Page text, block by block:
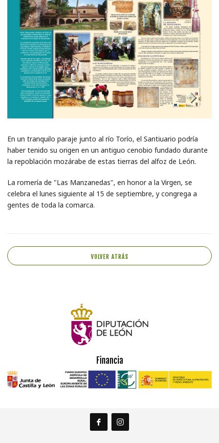
En un tranquilo paraje junto al río Torío, el Santiuario podría
haber tenido su origen en un antiguo cenobio fundado durante
la repoblación mozárabe de estas tierras del alfoz de León.
La romería de "Las Manzanedas", en honor a la Virgen, se
celebra el lunes siguiente al 15 de septiembre, y congrega a
gentes de toda la comarca.
VOLVER ATRÁS
Financia